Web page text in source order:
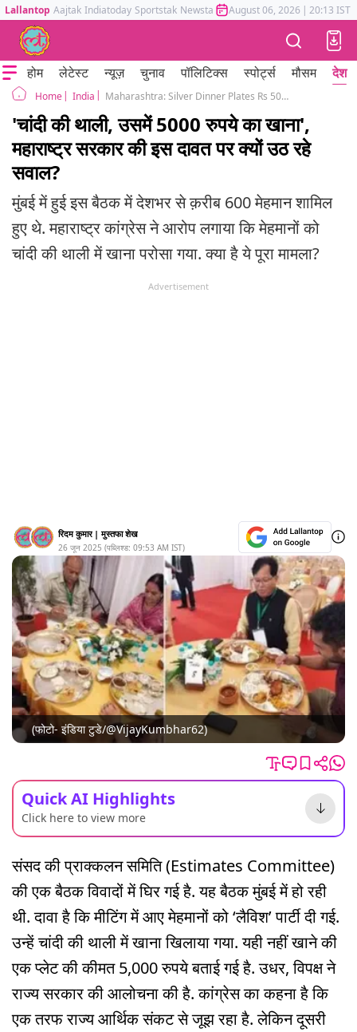
Lallantop Aajtak Indiatoday Sportstak Newstak Mumbai Tak Astrotak
August 06, 2026 | 20:13 IST
होम लेटेस्ट न्यूज़ चुनाव पॉलिटिक्स स्पोर्ट्स मौसम देश
Home India Maharashtra: Silver Dinner Plates Rs 5000 Per Meal, Congress Slams Government
'चांदी की थाली, उसमें 5000 रुपये का खाना',
महाराष्ट्र सरकार की इस दावत पर क्यों उठ रहे
सवाल?
मुंबई में हुई इस बैठक में देशभर से क़रीब 600 मेहमान शामिल
हुए थे. महाराष्ट्र कांग्रेस ने आरोप लगाया कि मेहमानों को
चांदी की थाली में खाना परोसा गया. क्या है ये पूरा मामला?
Advertisement
रिदम कुमार | मुस्तफा शेख
26 जून 2025 (पब्लिश्ड: 09:53 AM IST)
(फोटो- इंडिया टुडे/@VijayKumbhar62)
Quick AI Highlights
Click here to view more
संसद की प्राक्कलन समिति (Estimates Committee)
की एक बैठक विवादों में घिर गई है. यह बैठक मुंबई में हो रही
थी. दावा है कि मीटिंग में आए मेहमानों को ‘लैविश’ पार्टी दी गई.
उन्हें चांदी की थाली में खाना खिलाया गया. यही नहीं खाने की
एक प्लेट की कीमत 5,000 रुपये बताई गई है. उधर, विपक्ष ने
राज्य सरकार की आलोचना की है. कांग्रेस का कहना है कि
एक तरफ राज्य आर्थिक संकट से जूझ रहा है. लेकिन दूसरी